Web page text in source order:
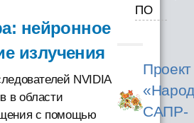
нейронное
излучения
NVIDIA
в области
с помощью
ПО
Проект
САПР-